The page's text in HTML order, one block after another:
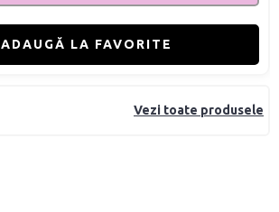
Vezi toate produsele
ADAUGĂ LA FAVORITE